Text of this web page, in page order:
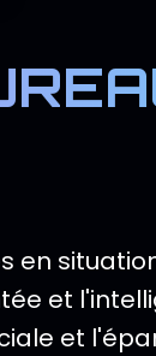
en
et
et